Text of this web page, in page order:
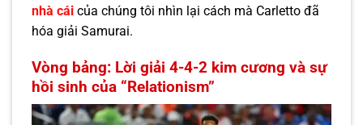
nhà cái của chúng tôi nhìn lại cách mà Carletto đã
hóa giải Samurai.
Vòng bảng: Lời giải 4-4-2 kim cương và sự
hồi sinh của “Relationism”